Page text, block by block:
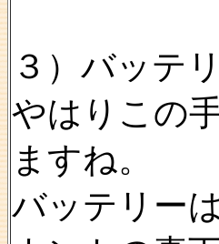
３）バッテ
やはりこの
ますね。
バッテリー